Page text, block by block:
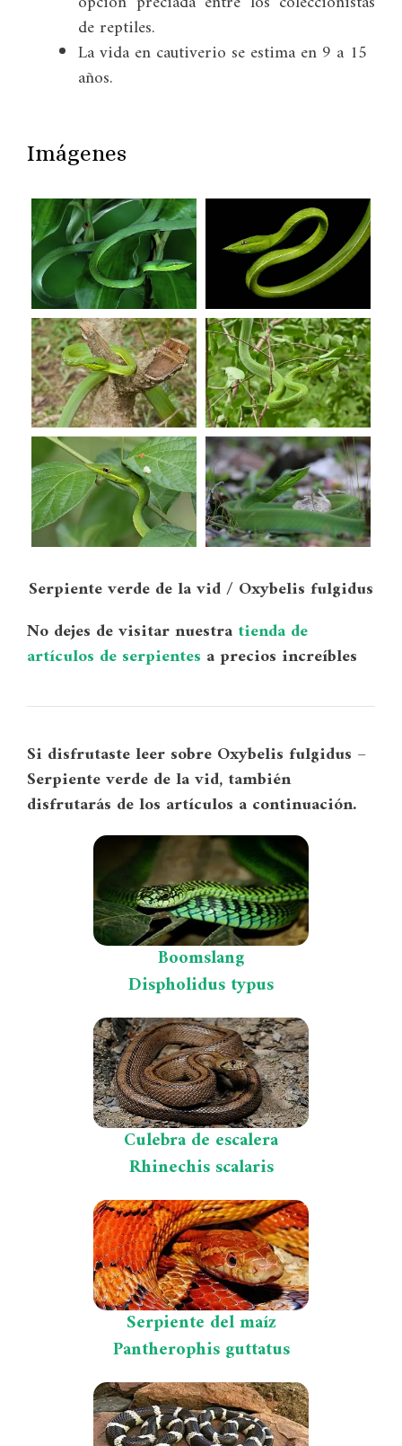
de reptiles.
La vida en cautiverio se estima en 9 a 15
años.
Imágenes
Serpiente verde de la vid / Oxybelis fulgidus
No dejes de visitar nuestratienda de
artículos de serpientes a precios increíbles
Si disfrutaste leer sobre Oxybelis fulgidus –
Serpiente verde de la vid, también
disfrutarás de los artículos a continuación.
Boomslang
Dispholidus typus
Culebra de escalera
Rhinechis scalaris
Serpiente del maíz
Pantherophis guttatus